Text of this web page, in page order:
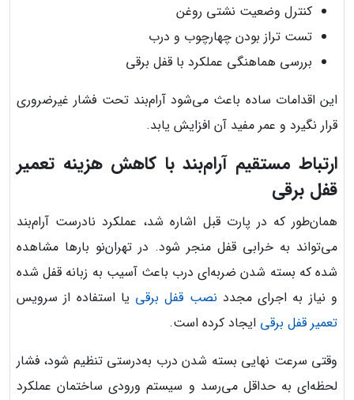
کنترل وضعیت نشتی روغن
تست تراز بودن چهارچوب و درب
بررسی هماهنگی عملکرد با قفل برقی
این اقدامات ساده باعث می‌شود آرام‌بند تحت فشار غیرضروری
قرار نگیرد و عمر مفید آن افزایش یابد.
ارتباط مستقیم آرام‌بند با کاهش هزینه تعمیر
قفل برقی
همان‌طور که در پارت قبل اشاره شد، عملکرد نادرست آرام‌بند
می‌تواند به خرابی قفل منجر شود. در تهران‌نو بارها مشاهده
شده که بسته شدن ضربه‌ای درب باعث آسیب به زبانه قفل شده
و نیاز به اجرای مجدد نصب قفل برقی یا استفاده از سرویس
تعمیر قفل برقی ایجاد کرده است.
وقتی سرعت نهایی بسته شدن درب به‌درستی تنظیم شود، فشار
لحظه‌ای به حداقل می‌رسد و سیستم ورودی ساختمان عملکرد